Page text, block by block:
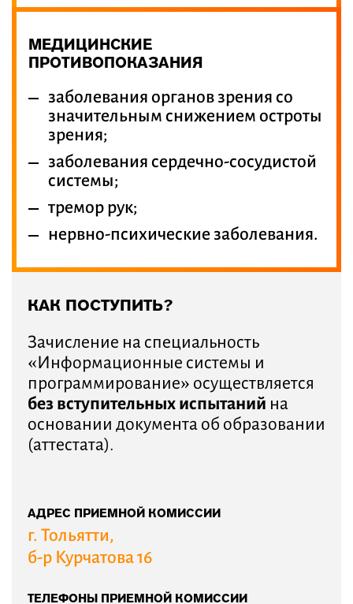
МЕДИЦИНСКИЕ
ПРОТИВОПОКАЗАНИЯ
заболевания органов зрения со
значительным снижением остроты
зрения;
заболевания сердечно-сосудистой
системы;
тремор рук;
нервно-психические заболевания.
КАК ПОСТУПИТЬ?
Зачисление на специальность
«Информационные системы и
программирование» осуществляется
без вступительных испытаний на
основании документа об образовании
(аттестата).
АДРЕС ПРИЕМНОЙ КОМИССИИ
г. Тольятти,
б-р Курчатова 16
ТЕЛЕФОНЫ ПРИЕМНОЙ КОМИССИИ